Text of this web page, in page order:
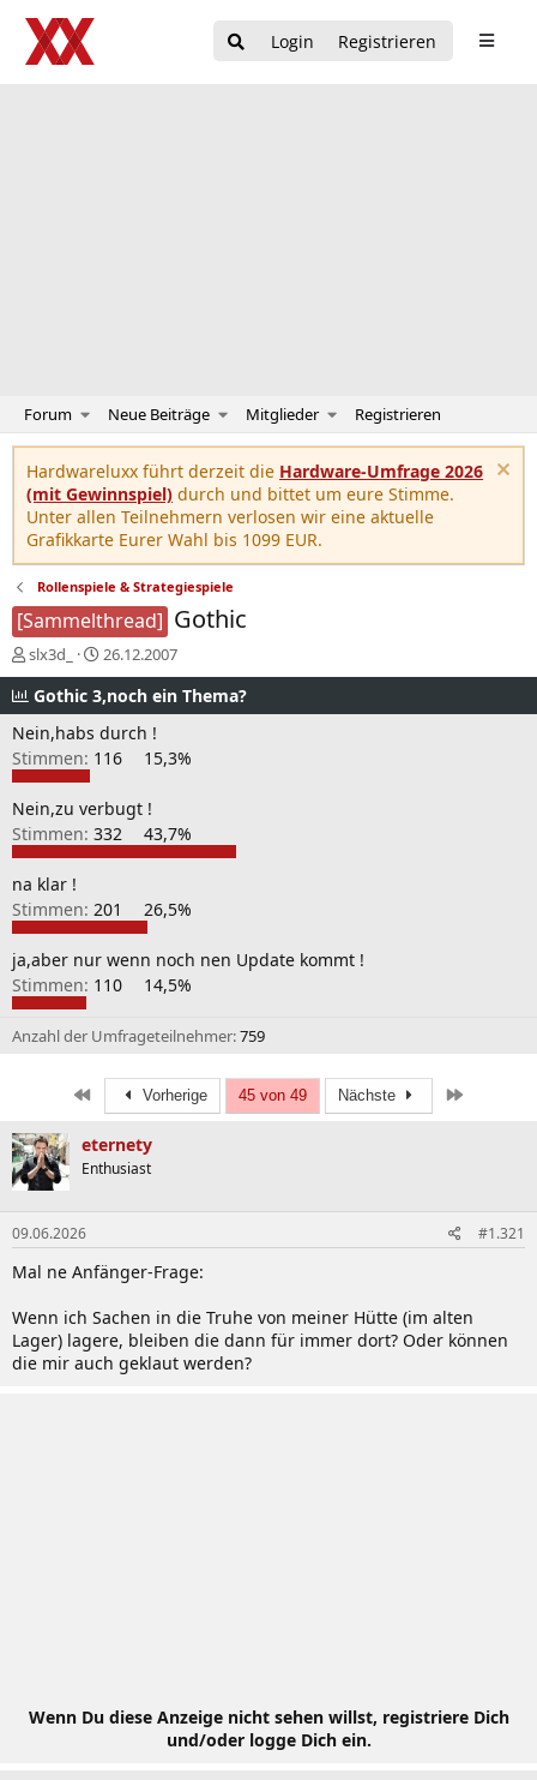
Login Registrieren
Forum Neue Beiträge Mitglieder Registrieren
Hardwareluxx führt derzeit die Hardware-Umfrage 2026
(mit Gewinnspiel) durch und bittet um eure Stimme.
Unter allen Teilnehmern verlosen wir eine aktuelle
Grafikkarte Eurer Wahl bis 1099 EUR.
Rollenspiele & Strategiespiele
[Sammelthread] Gothic
E
r
s
t
e
l
l
e
r
slx3d_
E
r
s
t
e
l
t
a
m
26.12.2007
Gothic 3,noch ein Thema?
Nein,habs durch !
Stimmen: 116 15,3%
Nein,zu verbugt !
Stimmen: 332 43,7%
na klar !
Stimmen: 201 26,5%
ja,aber nur wenn noch nen Update kommt !
Stimmen: 110 14,5%
Anzahl der Umfrageteilnehmer 759
Erste Vorherige 45 von 49 Nächste
eternety
Enthusiast
09.06.2026 #1.321
Mal ne Anfänger-Frage:
Wenn ich Sachen in die Truhe von meiner Hütte (im alten
Lager) lagere, bleiben die dann für immer dort? Oder können
die mir auch geklaut werden?
Wenn Du diese Anzeige nicht sehen willst, registriere Dich
und/oder logge Dich ein.